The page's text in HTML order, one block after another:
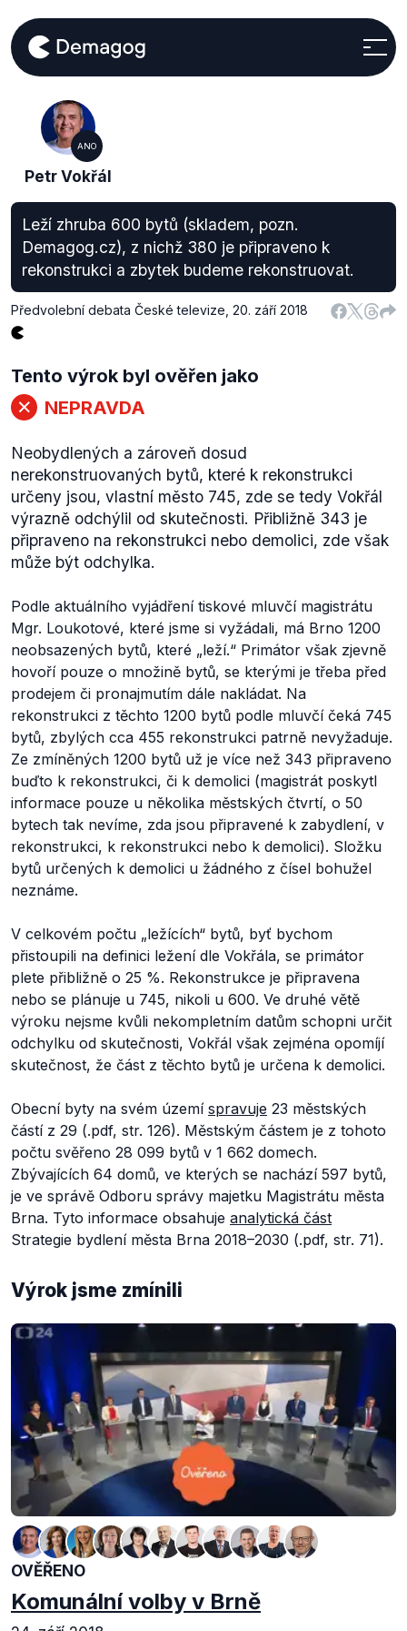
ANO
Petr Vokřál
Leží zhruba 600 bytů (skladem, pozn.
Demagog.cz), z nichž 380 je připraveno k
rekonstrukci a zbytek budeme rekonstruovat.
Předvolební debata České televize 20. září 2018
Tento výrok byl ověřen jako
NEPRAVDA
Neobydlených a zároveň dosud
nerekonstruovaných bytů, které k rekonstrukci
určeny jsou, vlastní město 745, zde se tedy Vokřál
výrazně odchýlil od skutečnosti. Přibližně 343 je
připraveno na rekonstrukci nebo demolici, zde však
může být odchylka.
Podle aktuálního vyjádření tiskové mluvčí magistrátu
Mgr. Loukotové, které jsme si vyžádali, má Brno 1200
neobsazených bytů, které „leží.“ Primátor však zjevně
hovoří pouze o množině bytů, se kterými je třeba před
prodejem či pronajmutím dále nakládat. Na
rekonstrukci z těchto 1200 bytů podle mluvčí čeká 745
bytů, zbylých cca 455 rekonstrukci patrně nevyžaduje.
Ze zmíněných 1200 bytů už je více než 343 připraveno
buďto k rekonstrukci, či k demolici (magistrát poskytl
informace pouze u několika městských čtvrtí, o 50
bytech tak nevíme, zda jsou připravené k zabydlení, v
rekonstrukci, k rekonstrukci nebo k demolici). Složku
bytů určených k demolici u žádného z čísel bohužel
neznáme.
V celkovém počtu „ležících“ bytů, byť bychom
přistoupili na definici ležení dle Vokřála, se primátor
plete přibližně o 25 %. Rekonstrukce je připravena
nebo se plánuje u 745, nikoli u 600. Ve druhé větě
výroku nejsme kvůli nekompletním datům schopni určit
odchylku od skutečnosti, Vokřál však zejména opomíjí
skutečnost, že část z těchto bytů je určena k demolici.
Obecní byty na svém území spravuje 23 městských
částí z 29 (.pdf, str. 126). Městským částem je z tohoto
počtu svěřeno 28 099 bytů v 1 662 domech.
Zbývajících 64 domů, ve kterých se nachází 597 bytů,
je ve správě Odboru správy majetku Magistrátu města
Brna. Tyto informace obsahuje analytická část
Strategie bydlení města Brna 2018–2030 (.pdf, str. 71).
Výrok jsme zmínili
OVĚŘENO
Komunální volby v Brně